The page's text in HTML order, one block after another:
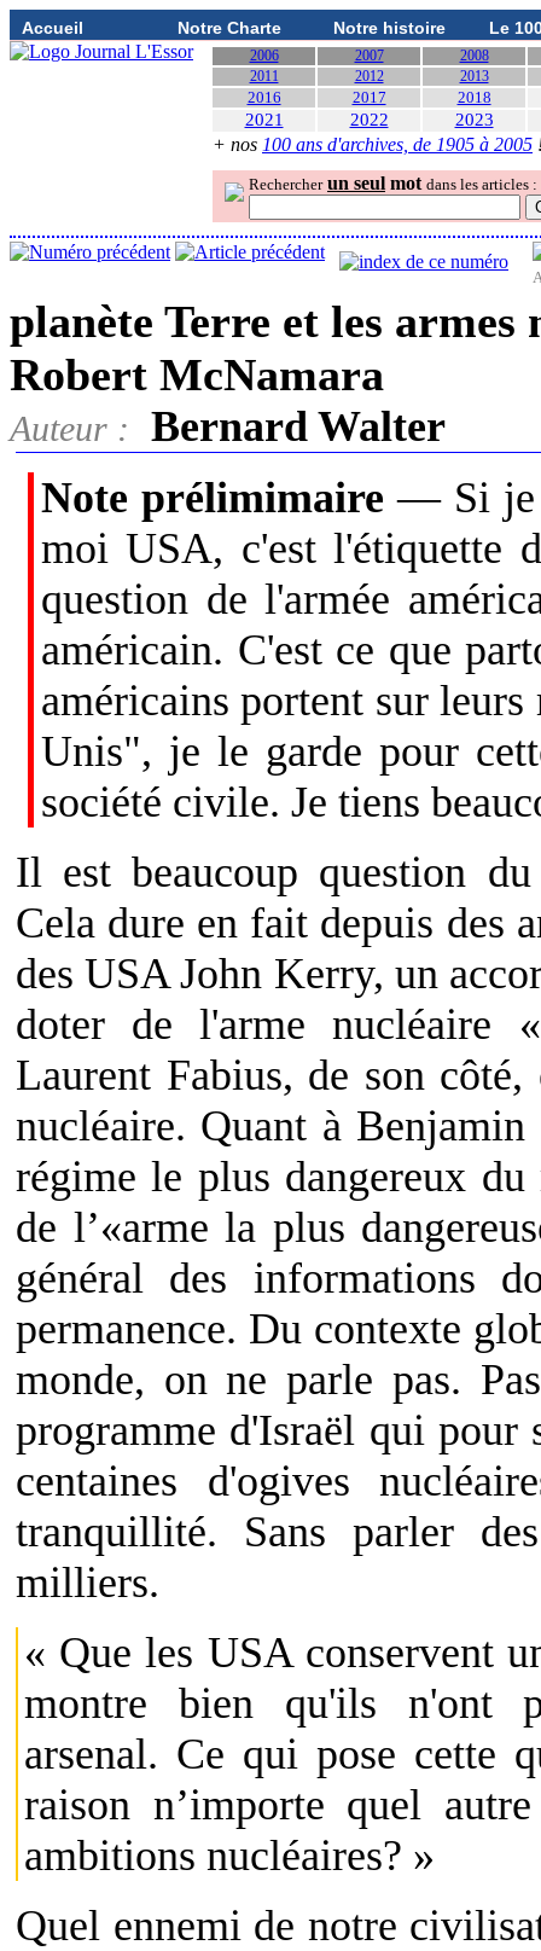
Accueil Notre Charte Notre histoire Le
2006 2007
2008
2011
2012 2013
2016 2017 2018
2021 2022 2023
+ nos 100 ans d'archives, de 1905 à 2005
Rechercher un seul mot dans les articles :
planète Terre et les armes
Robert McNamara
Auteur :
Bernard Walter
Note prélimimaire — Si je
moi USA, c'est l'étiquette
question de l'armée
américain. C'est ce que
américains portent sur
Unis", je le garde pour
société civile. Je tiens
Il est beaucoup question
Cela dure en fait depuis des
des USA John Kerry, un
doter de l'arme nucléaire
Laurent Fabius, de son
nucléaire. Quant à
régime le plus dangereux
de l’«arme la plus
général des informations
permanence. Du contexte
monde, on ne parle pas.
programme d'Israël qui pour
centaines d'ogives
tranquillité. Sans parler
milliers.
« Que les USA conservent
montre bien qu'ils n'ont
arsenal. Ce qui pose cette
raison n’importe quel
ambitions nucléaires? »
Quel ennemi de notre